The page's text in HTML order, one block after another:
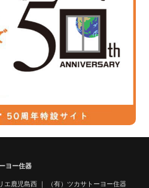
ヨー住器
エ鹿児島西 ｜ （有）ツカサトーヨー住器